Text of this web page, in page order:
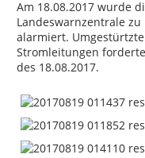
Am 18.08.2017 wurde
Landeswarnzentrale
alarmiert.
Stromleitungen
des 18.08.2017.